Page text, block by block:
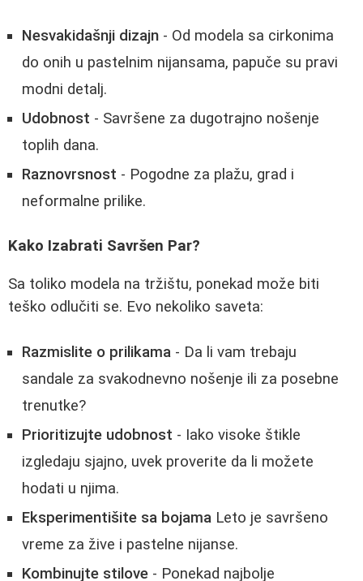
Nesvakidašnji dizajn - Od modela sa cirkonima
do onih u pastelnim nijansama, papuče su pravi
modni detalj.
Udobnost - Savršene za dugotrajno nošenje
toplih dana.
Raznovrsnost - Pogodne za plažu, grad i
neformalne prilike.
Kako Izabrati Savršen Par?
Sa toliko modela na tržištu, ponekad može biti
teško odlučiti se. Evo nekoliko saveta:
Razmislite o prilikama - Da li vam trebaju
sandale za svakodnevno nošenje ili za posebne
trenutke?
Prioritizujte udobnost - Iako visoke štikle
izgledaju sjajno, uvek proverite da li možete
hodati u njima.
Eksperimentišite sa bojama Leto je savršeno
vreme za žive i pastelne nijanse.
Kombinujte stilove - Ponekad najbolje